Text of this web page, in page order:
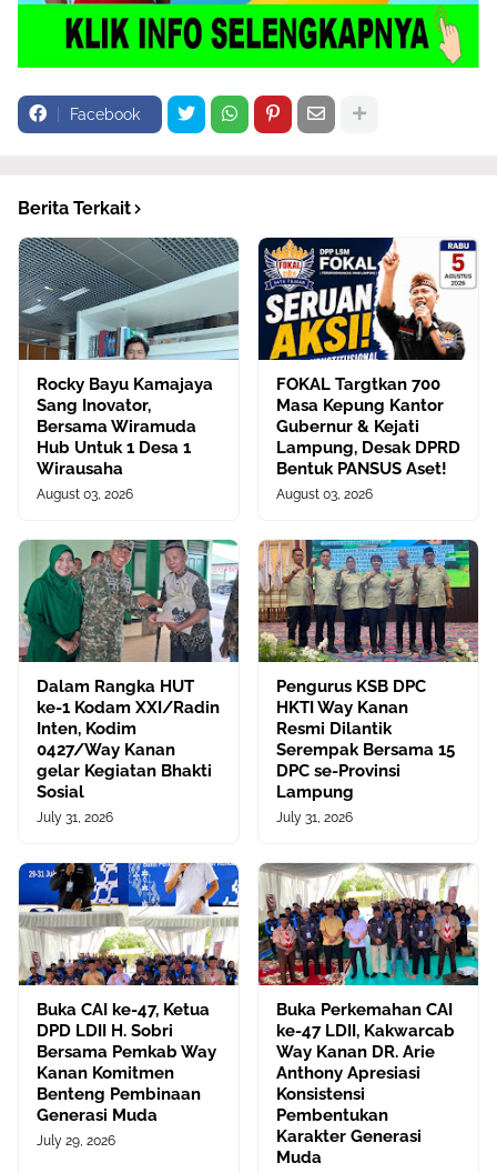
Facebook
Berita Terkait
Rocky Bayu Kamajaya
Sang Inovator,
Bersama Wiramuda
Hub Untuk 1 Desa 1
Wirausaha
August 03, 2026
FOKAL Targtkan 700
Masa Kepung Kantor
Gubernur & Kejati
Lampung, Desak DPRD
Bentuk PANSUS Aset!
August 03, 2026
Dalam Rangka HUT
ke-1 Kodam XXI/Radin
Inten, Kodim
0427/Way Kanan
gelar Kegiatan Bhakti
Sosial
July 31, 2026
Pengurus KSB DPC
HKTI Way Kanan
Resmi Dilantik
Serempak Bersama 15
DPC se-Provinsi
Lampung
July 31, 2026
Buka CAI ke-47, Ketua
DPD LDII H. Sobri
Bersama Pemkab Way
Kanan Komitmen
Benteng Pembinaan
Generasi Muda
July 29, 2026
Buka Perkemahan CAI
ke-47 LDII, Kakwarcab
Way Kanan DR. Arie
Anthony Apresiasi
Konsistensi
Pembentukan
Karakter Generasi
Muda